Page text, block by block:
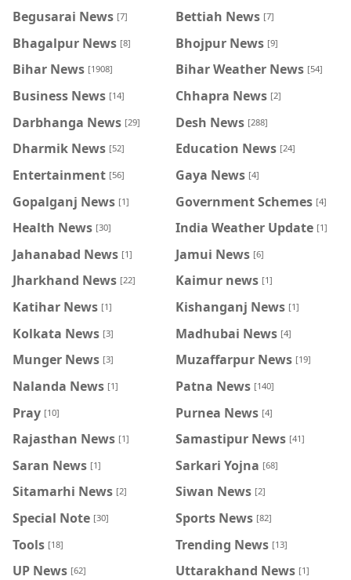
Begusarai News [7] Bettiah News [7]
Bhagalpur News [8] Bhojpur News [9]
Bihar News [1908] Bihar Weather News [54]
Business News [14] Chhapra News [2]
Darbhanga News [29] Desh News [288]
Dharmik News [52] Education News [24]
Entertainment [56] Gaya News [4]
Gopalganj News [1] Government Schemes [4]
Health News [30] India Weather Update [1]
Jahanabad News [1] Jamui News [6]
Jharkhand News [22] Kaimur news [1]
Katihar News [1] Kishanganj News [1]
Kolkata News [3] Madhubai News [4]
Munger News [3] Muzaffarpur News [19]
Nalanda News [1] Patna News [140]
Pray [10] Purnea News [4]
Rajasthan News [1] Samastipur News [41]
Saran News [1] Sarkari Yojna [68]
Sitamarhi News [2] Siwan News [2]
Special Note [30] Sports News [82]
Tools [18] Trending News [13]
UP News [62] Uttarakhand News [1]